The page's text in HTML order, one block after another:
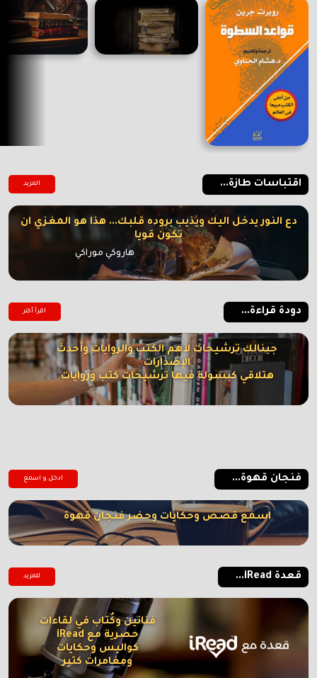
اقتباسات طازة... المزيد
دع النور يدخل اليك ويذيب بروده قلبك... هذا هو المغزي ان
تكون قويا
هاروكي موراكي
دودة قراءة... اقرأ أكتر
جبنالك ترشيحات لأهم الكتب والروايات وأحدث
الإصدارات
هتلاقي كبسولة فيها ترشيحات كتب وروايات
فنجان قهوة... ادخل و اسمع
اسمع قصص وحكايات وحضر فنجان قهوة
قعدة iRead... للمزيد
فنانين وكُتاب في لقاءات
حصرية مع iRead
كواليس وحكايات
ومغامرات كتير